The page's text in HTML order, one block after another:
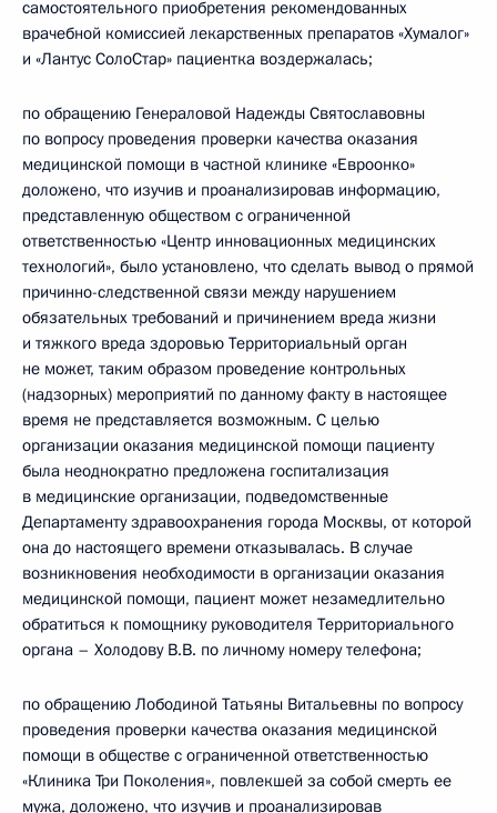
самостоятельного приобретения рекомендованных
врачебной комиссией лекарственных препаратов «Хумалог»
и «Лантус СолоСтар» пациентка воздержалась;
по обращению Генераловой Надежды Святославовны
по вопросу проведения проверки качества оказания
медицинской помощи в частной клинике «Евроонко»
доложено, что изучив и проанализировав информацию,
представленную обществом с ограниченной
ответственностью «Центр инновационных медицинских
технологий», было установлено, что сделать вывод о прямой
причинно-следственной связи между нарушением
обязательных требований и причинением вреда жизни
и тяжкого вреда здоровью Территориальный орган
не может, таким образом проведение контрольных
(надзорных) мероприятий по данному факту в настоящее
время не представляется возможным. С целью
организации оказания медицинской помощи пациенту
была неоднократно предложена госпитализация
в медицинские организации, подведомственные
Департаменту здравоохранения города Москвы, от которой
она до настоящего времени отказывалась. В случае
возникновения необходимости в организации оказания
медицинской помощи, пациент может незамедлительно
обратиться к помощнику руководителя Территориального
органа – Холодову В.В. по личному номеру телефона;
по обращению Лободиной Татьяны Витальевны по вопросу
проведения проверки качества оказания медицинской
помощи в обществе с ограниченной ответственностью
«Клиника Три Поколения», повлекшей за собой смерть ее
мужа, доложено, что изучив и проанализировав